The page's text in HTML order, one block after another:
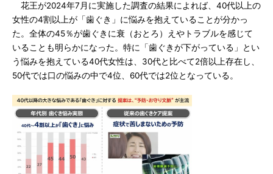
花王が2024年7月に実施した調査の結果によれば、40代以上の
女性の4割以上が「歯ぐき」に悩みを抱えていることが分かっ
た。全体の45％が歯ぐきに衰（おとろ）えやトラブルを感じて
いることも明らかになった。特に「歯ぐきが下がっている」とい
う悩みを抱えている40代女性は、30代と比べて2倍以上存在し、
50代では口の悩みの中で4位、60代では2位となっている。